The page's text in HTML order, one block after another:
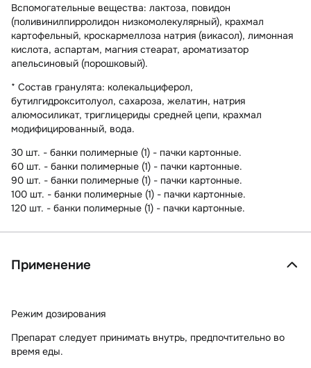
Вспомогательные вещества: лактоза, повидон
(поливинилпирролидон низкомолекулярный), крахмал
картофельный, кроскармеллоза натрия (викасол), лимонная
кислота, аспартам, магния стеарат, ароматизатор
апельсиновый (порошковый).
* Состав гранулята: колекальциферол,
бутилгидрокситолуол, сахароза, желатин, натрия
алюмосиликат, триглицериды средней цепи, крахмал
модифицированный, вода.
30 шт. - банки полимерные (1) - пачки картонные.
60 шт. - банки полимерные (1) - пачки картонные.
90 шт. - банки полимерные (1) - пачки картонные.
100 шт. - банки полимерные (1) - пачки картонные.
120 шт. - банки полимерные (1) - пачки картонные.
Применение
Режим дозирования
Препарат следует принимать внутрь, предпочтительно во
время еды.